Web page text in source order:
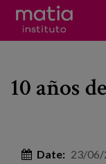
Research
Participation in
10 años
Date: 23/06/